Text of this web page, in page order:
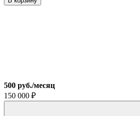
Квадроцикл
500 руб./месяц
150 000 ₽